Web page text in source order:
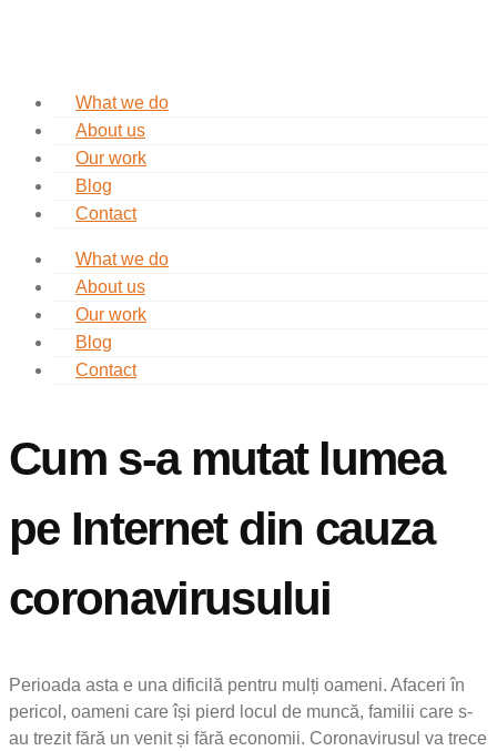
What we do
About us
Our work
Blog
Contact
What we do
About us
Our work
Blog
Contact
Cum s-a mutat lumea
pe Internet din cauza
coronavirusului
Perioada asta e una dificilă pentru mulți oameni. Afaceri în
pericol, oameni care își pierd locul de muncă, familii care s-
au trezit fără un venit și fără economii. Coronavirusul va trece